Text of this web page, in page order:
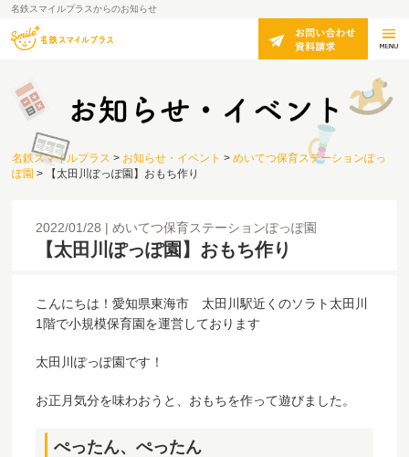
名鉄スマイルプラスからのお知らせ
名鉄スマイルプラス > お知らせ・イベント > めいてつ保育ステーションぽっ
ぽ園 > 【太田川ぽっぽ園】おもち作り
2022/01/28 めいてつ保育ステーションぽっぽ園
【太田川ぽっぽ園】おもち作り
こんにちは！愛知県東海市 太田川駅近くのソラト太田川
1階で小規模保育園を運営しております
太田川ぽっぽ園です！
お正月気分を味わおうと、おもちを作って遊びました。
ぺったん、ぺったん